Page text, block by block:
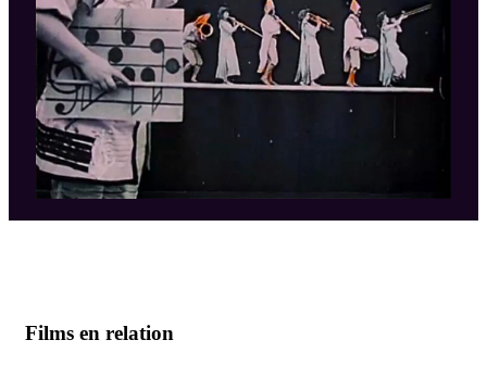
Films en relation